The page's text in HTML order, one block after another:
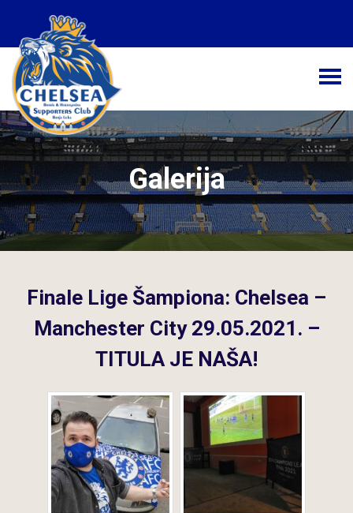
Početna
Novosti
Kolumne
Galerija
Kontakt
Galerija
Finale Lige Šampiona: Chelsea –
Manchester City 29.05.2021. –
TITULA JE NAŠA!